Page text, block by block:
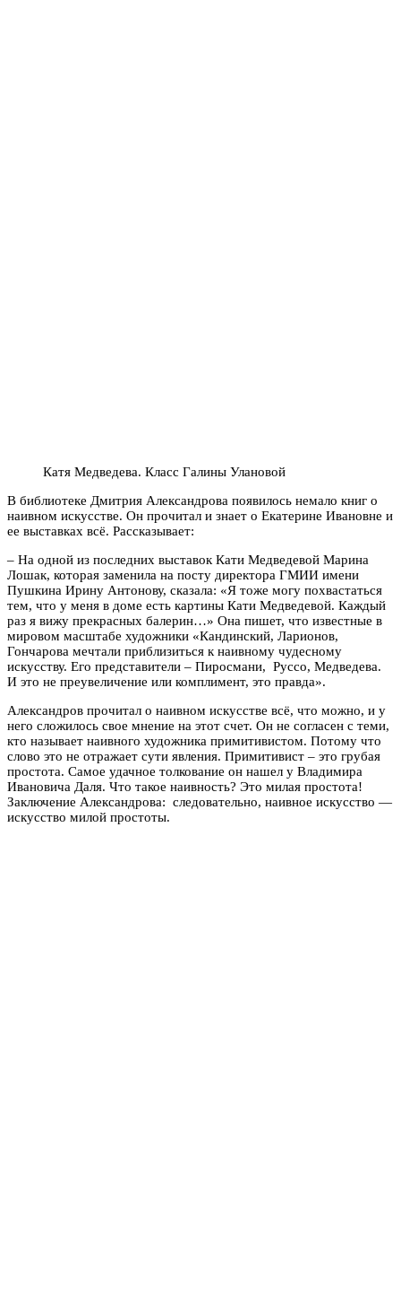
Катя Медведева. Класс Галины Улановой
В библиотеке Дмитрия Александрова появилось немало книг о
наивном искусстве. Он прочитал и знает о Екатерине Ивановне и
ее выставках всё. Рассказывает:
– На одной из последних выставок Кати Медведевой Марина
Лошак, которая заменила на посту директора ГМИИ имени
Пушкина Ирину Антонову, сказала: «Я тоже могу похвастаться
тем, что у меня в доме есть картины Кати Медведевой. Каждый
раз я вижу прекрасных балерин…» Она пишет, что известные в
мировом масштабе художники «Кандинский, Ларионов,
Гончарова мечтали приблизиться к наивному чудесному
искусству. Его представители – Пиросмани, Руссо, Медведева.
И это не преувеличение или комплимент, это правда».
Александров прочитал о наивном искусстве всё, что можно, и у
него сложилось свое мнение на этот счет. Он не согласен с теми,
кто называет наивного художника примитивистом. Потому что
слово это не отражает сути явления. Примитивист – это грубая
простота. Самое удачное толкование он нашел у Владимира
Ивановича Даля. Что такое наивность? Это милая простота!
Заключение Александрова: следовательно, наивное искусство —
искусство милой простоты.